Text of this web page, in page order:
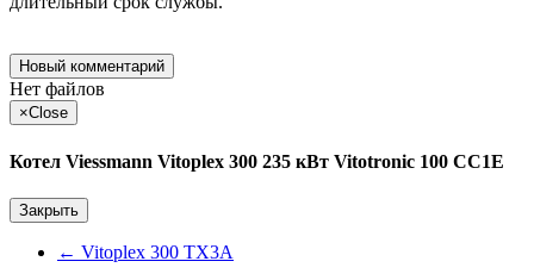
Новый комментарий
Нет файлов
×Close
Котел Viessmann Vitoplex 300 235 кВт Vitotronic 100 CC1E
Закрыть
← Vitoplex 300 TX3A